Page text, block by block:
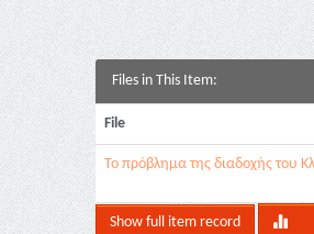
Files in This Item:
File
Το πρόβλημα της διαδοχής του
Show full item record